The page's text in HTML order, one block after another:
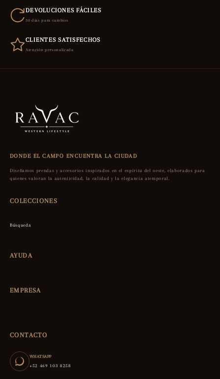
DEVOLUCIONES FÁCILES
30 días para cambios
CLIENTES SATISFECHOS
Atención personalizada
DONDE EL CAMPO ENCUENTRA LA CIUDAD
Diseñamos prendas y accesorios inspirados en el espíritu del oeste, elaborados para
quienes valoran la autenticidad, la calidad y la elegancia atemporal.
COLECCIONES
Búsqueda
AYUDA
EMPRESA
CONTACTO
WHATSAPP
+52 469 103 8258